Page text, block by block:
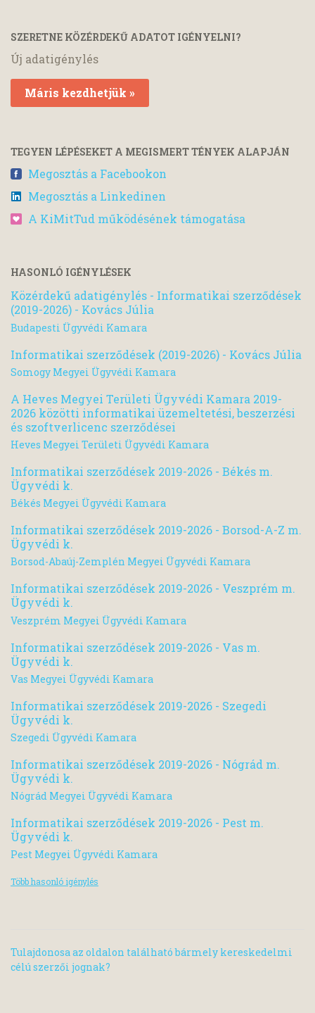
SZERETNE KÖZÉRDEKŰ ADATOT IGÉNYELNI?
Új adatigénylés
Máris kezdhetjük »
TEGYEN LÉPÉSEKET A MEGISMERT TÉNYEK ALAPJÁN
Megosztás a Facebookon
Megosztás a Linkedinen
A KiMitTud működésének támogatása
HASONLÓ IGÉNYLÉSEK
Közérdekű adatigénylés - Informatikai szerződések
(2019-2026) - Kovács Júlia
Budapesti Ügyvédi Kamara
Informatikai szerződések (2019-2026) - Kovács Júlia
Somogy Megyei Ügyvédi Kamara
A Heves Megyei Területi Ügyvédi Kamara 2019-
2026 közötti informatikai üzemeltetési, beszerzési
és szoftverlicenc szerződései
Heves Megyei Területi Ügyvédi Kamara
Informatikai szerződések 2019-2026 - Békés m.
Ügyvédi k.
Békés Megyei Ügyvédi Kamara
Informatikai szerződések 2019-2026 - Borsod-A-Z m.
Ügyvédi k.
Borsod-Abaúj-Zemplén Megyei Ügyvédi Kamara
Informatikai szerződések 2019-2026 - Veszprém m.
Ügyvédi k.
Veszprém Megyei Ügyvédi Kamara
Informatikai szerződések 2019-2026 - Vas m.
Ügyvédi k.
Vas Megyei Ügyvédi Kamara
Informatikai szerződések 2019-2026 - Szegedi
Ügyvédi k.
Szegedi Ügyvédi Kamara
Informatikai szerződések 2019-2026 - Nógrád m.
Ügyvédi k.
Nógrád Megyei Ügyvédi Kamara
Informatikai szerződések 2019-2026 - Pest m.
Ügyvédi k.
Pest Megyei Ügyvédi Kamara
Több hasonló igénylés
Tulajdonosa az oldalon található bármely kereskedelmi
célú szerzői jognak?